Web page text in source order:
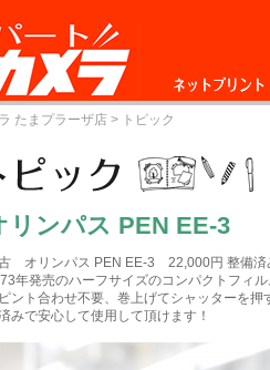
ネットプリント
たまプラーザ店 > トピック
リンパス PEN EE-3
オリンパス PEN EE-3 22,000円 整備済
年発売のハーフサイズのコンパクトフィ
ント合わせ不要、巻上げてシャッターを
みで安心して使用して頂けます！